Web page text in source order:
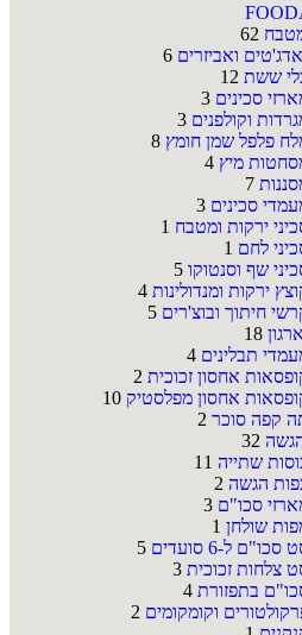
62
ואביזרים 6
ששת 12
סכינים 3
וקולפנים 3
פלפל שמן חומץ 8
מיץ 4
7
סכינים 3
ירקות ומטבח 1
לחם 1
שף וסנטוקו 5
ירקות ומנדולינות 4
חיתוך ובוצ'רים 5
18
תבלינים 4
אחסון זכוכית 2
אחסון מפלסטיק 10
קפה סוכר 2
32
שתייה 11
הגשה 2
סכו"ם 3
שולחן 1
סכו"ם ל-6 סועדים
5
צלחות זכוכית 3
בתפזורת 4
וקומקומים 2